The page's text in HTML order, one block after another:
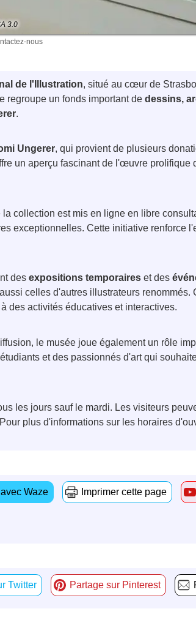
3.0
nous
de l'Illustration, situé au cœur de
regroupe un fonds important de dessins,
.
Ungerer, qui provient de plusieurs
un aperçu fascinant de l'œuvre prolifique
collection est mis en ligne en libre
exceptionnelles. Cette initiative renforce
des expositions temporaires et des
celles d'autres illustrateurs
des activités éducatives et interactives.
le musée joue également un rôle
et des passionnés d'art qui
les jours sauf le mardi. Les visiteurs
plus d'informations sur les horaires
Waze Imprimer cette page
Twitter Partage sur Pinterest